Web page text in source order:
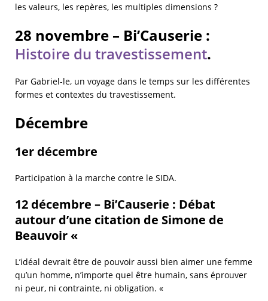
les valeurs, les repères, les multiples dimensions ?
28 novembre – Bi’Causerie :
Histoire du travestissement.
Par Gabriel-le, un voyage dans le temps sur les différentes
formes et contextes du travestissement.
Décembre
1er décembre
Participation à la marche contre le SIDA.
12 décembre – Bi’Causerie : Débat
autour d’une citation de Simone de
Beauvoir «
L’idéal devrait être de pouvoir aussi bien aimer une femme
qu’un homme, n’importe quel être humain, sans éprouver
ni peur, ni contrainte, ni obligation. «